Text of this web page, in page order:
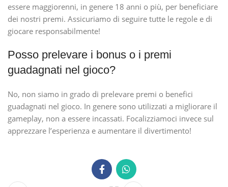
essere maggiorenni, in genere 18 anni o più, per beneficiare
dei nostri premi. Assicuriamo di seguire tutte le regole e di
giocare responsabilmente!
Posso prelevare i bonus o i premi
guadagnati nel gioco?
No, non siamo in grado di prelevare premi o benefici
guadagnati nel gioco. In genere sono utilizzati a migliorare il
gameplay, non a essere incassati. Focalizziamoci invece sul
apprezzare l’esperienza e aumentare il divertimento!